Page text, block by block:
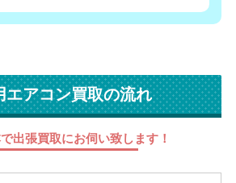
エアコン買取の流れ
出張買取にお伺い致します！